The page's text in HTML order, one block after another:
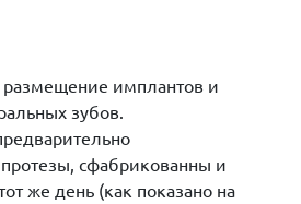
имплантов и
зубов.
сфабрикованны и
же день (как показано на